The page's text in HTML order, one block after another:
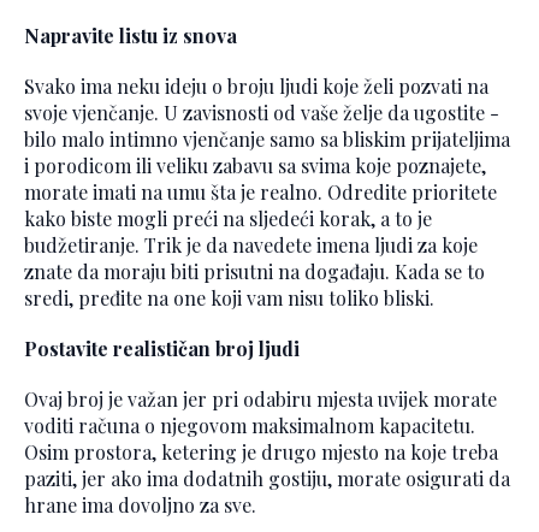
Napravite listu iz snova
Svako ima neku ideju o broju ljudi koje želi pozvati na
svoje vjenčanje. U zavisnosti od vaše želje da ugostite -
bilo malo intimno vjenčanje samo sa bliskim prijateljima
i porodicom ili veliku zabavu sa svima koje poznajete,
morate imati na umu šta je realno. Odredite prioritete
kako biste mogli preći na sljedeći korak, a to je
budžetiranje. Trik je da navedete imena ljudi za koje
znate da moraju biti prisutni na događaju. Kada se to
sredi, pređite na one koji vam nisu toliko bliski.
Postavite realističan broj ljudi
Ovaj broj je važan jer pri odabiru mjesta uvijek morate
voditi računa o njegovom maksimalnom kapacitetu.
Osim prostora, ketering je drugo mjesto na koje treba
paziti, jer ako ima dodatnih gostiju, morate osigurati da
hrane ima dovoljno za sve.